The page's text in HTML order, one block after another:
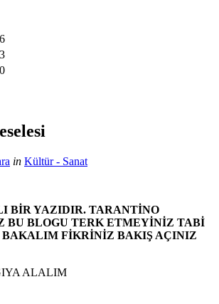
in Kültür - Sanat
BİR YAZIDIR. TARANTİNO
BU BLOGU TERK ETMEYİNİZ TABİ
BAKALIM FİKRİNİZ BAKIŞ AÇINIZ
ALALIM